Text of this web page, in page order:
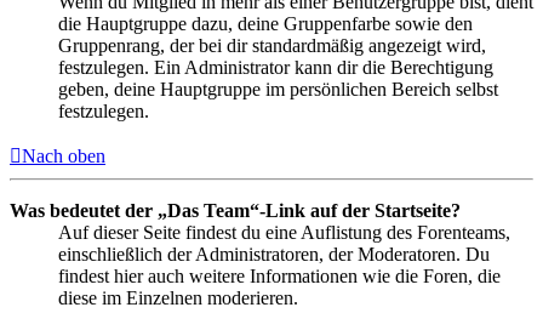
die Hauptgruppe dazu, deine Gruppenfarbe sowie den
Gruppenrang, der bei dir standardmäßig angezeigt wird,
festzulegen. Ein Administrator kann dir die Berechtigung
geben, deine Hauptgruppe im persönlichen Bereich selbst
festzulegen.
Nach oben
Was bedeutet der „Das Team“-Link auf der Startseite?
Auf dieser Seite findest du eine Auflistung des Forenteams,
einschließlich der Administratoren, der Moderatoren. Du
findest hier auch weitere Informationen wie die Foren, die
diese im Einzelnen moderieren.